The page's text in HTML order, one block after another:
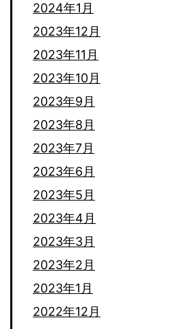
2024年1月
2023年12月
2023年11月
2023年10月
2023年9月
2023年8月
2023年7月
2023年6月
2023年5月
2023年4月
2023年3月
2023年2月
2023年1月
2022年12月